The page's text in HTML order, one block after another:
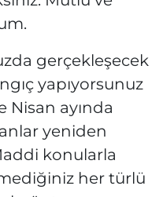
gerçekleşecek
yapıyorsunuz
Nisan ayında
yeniden
konularla
her türlü